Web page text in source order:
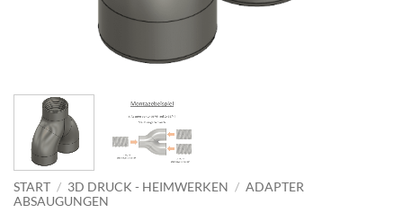
START / 3D DRUCK - HEIMWERKEN / ADAPTER
ABSAUGUNGEN